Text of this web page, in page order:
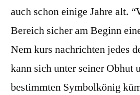
auch schon einige Jahre alt.
Bereich sicher am Beginn
Nem kurs nachrichten jedes
kann sich unter seiner Obhut
bestimmten Symbolkönig